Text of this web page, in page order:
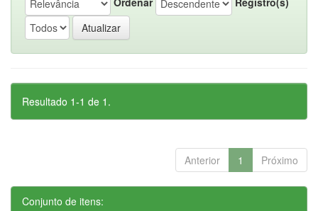
Resultado 1-1 de 1.
Anterior 1 Próximo
Conjunto de itens: